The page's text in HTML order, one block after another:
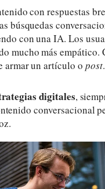
con respuestas
búsquedas
con una IA. Los
mucho más empático.
armar un artículo o post.
digitales,
conversacional